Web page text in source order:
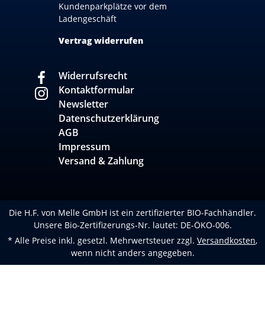
Kundenparkplätze vor dem
Ladengeschäft
Vertrag widerrufen
Widerrufsrecht
Kontaktformular
Newsletter
Datenschutzerklärung
AGB
Impressum
Versand & Zahlung
Die H.F. von Melle GmbH ist ein zertifizierter BIO-Fachhändler.
Unsere Bio-Zertifizerungs-Nr. lautet: DE-ÖKO-006.
* Alle Preise inkl. gesetzl. Mehrwertsteuer zzgl. Versandkosten,
wenn nicht anders angegeben.